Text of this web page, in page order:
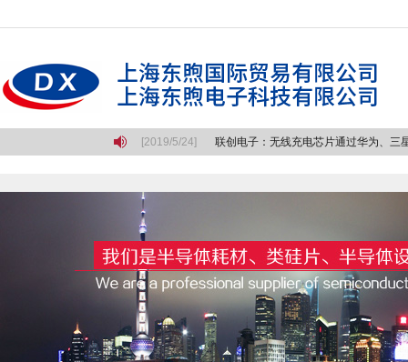
[2019/5/24] 联创电子：无线充电芯片通过华为、三